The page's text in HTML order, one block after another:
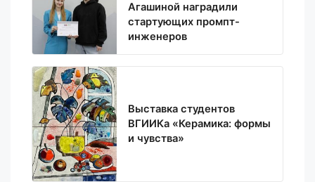
Агашиной наградили
стартующих промпт-
инженеров
Выставка студентов
ВГИИКа «Керамика: формы
и чувства»